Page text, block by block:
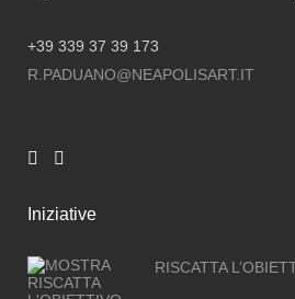
+39 339 37 39 173
R.PADUANO@NEAPOLISART.IT
Iniziative
RISCATTA